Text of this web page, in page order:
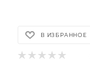
В ИЗБРАННОЕ